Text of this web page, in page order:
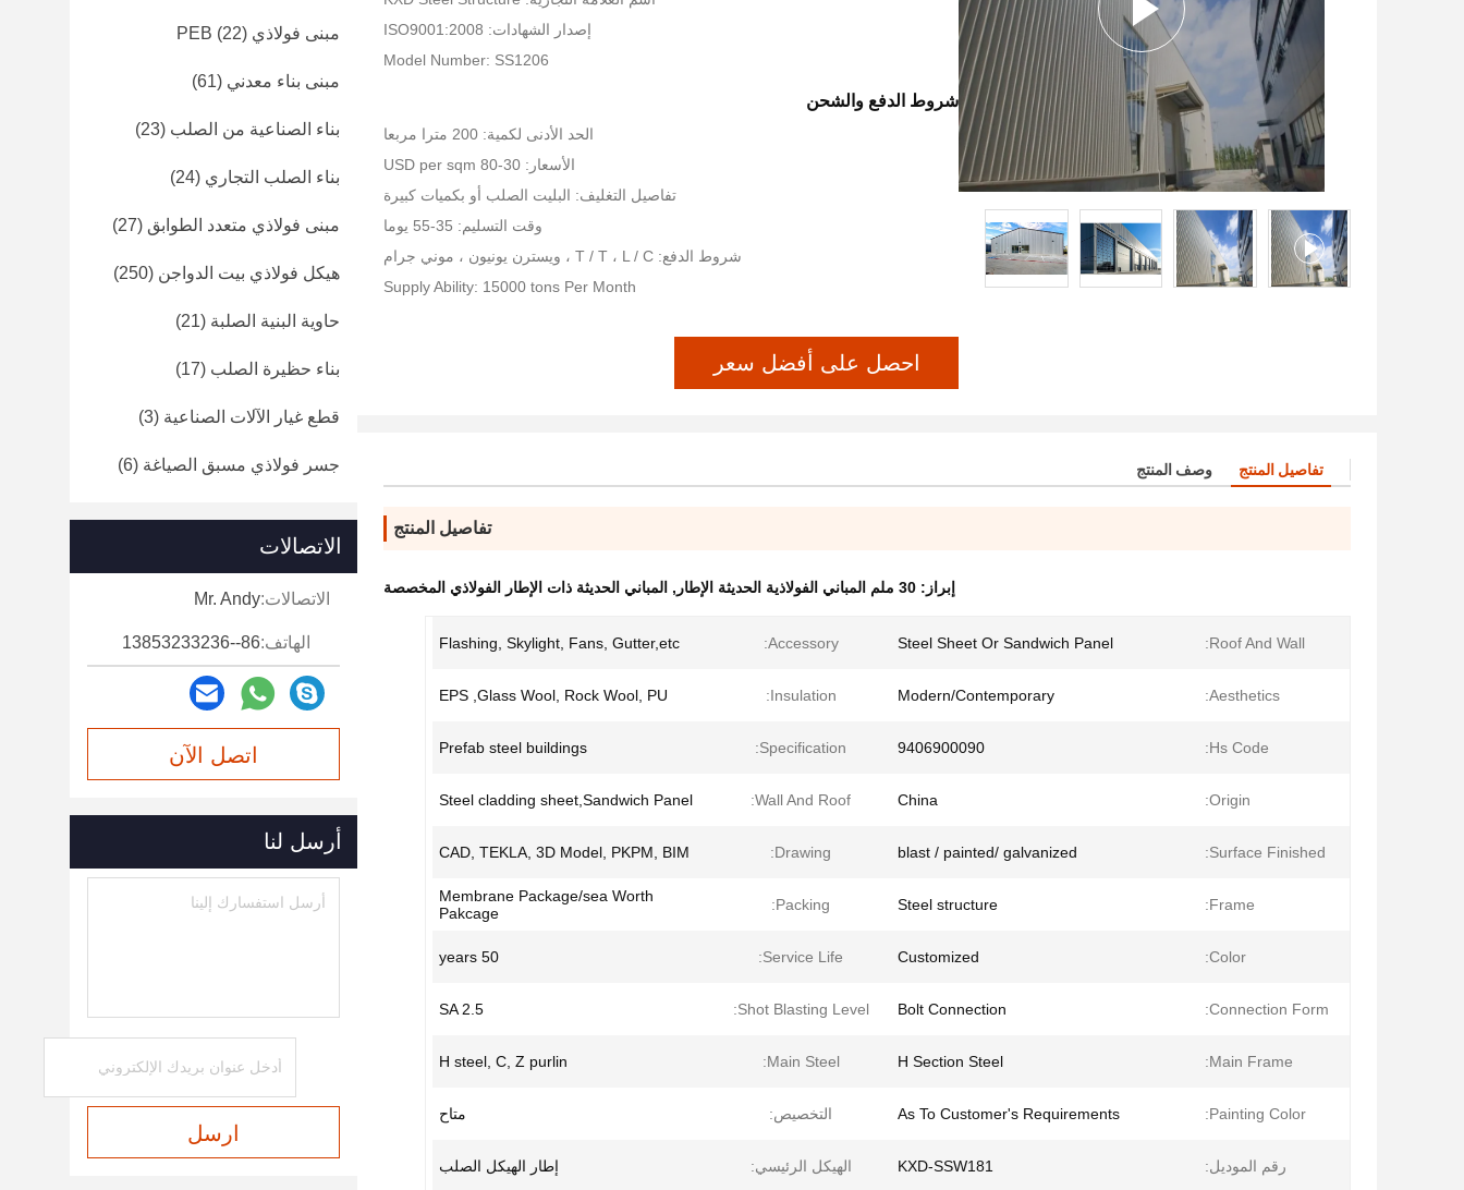
إصدار الشهادات: ISO9001:2008
Model Number: SS1206
شروط الدفع والشحن
الحد الأدنى لكمية: 200 مترا مربعا
الأسعار: 30-80 USD per sqm
تفاصيل التغليف: البليت الصلب أو بكميات كبيرة
وقت التسليم: 35-55 يوما
شروط الدفع: T / T ، L / C ، ويسترن يونيون ، موني جرام
Supply Ability: 15000 tons Per Month
احصل على أفضل سعر
تفاصيل المنتج وصف المنتج
تفاصيل المنتج
إبراز: 30 ملم المباني الفولاذية الحديثة الإطار , المباني الحديثة ذات الإطار الفولاذي المخصصة
Roof And Wall:
Steel Sheet Or Sandwich Panel
Accessory:
Flashing, Skylight, Fans, Gutter,etc
Aesthetics:
Modern/Contemporary
Insulation:
EPS ,Glass Wool, Rock Wool, PU
Hs Code:
9406900090
Specification:
Prefab steel buildings
Origin:
China
Wall And Roof:
Steel cladding sheet,Sandwich Panel
Surface Finished:
blast / painted/ galvanized
Drawing:
CAD, TEKLA, 3D Model, PKPM, BIM
Frame:
Steel structure
Packing:
Membrane Package/sea Worth
Pakcage
Color:
Customized
Service Life:
50 years
Connection Form:
Bolt Connection
Shot Blasting Level:
SA 2.5
Main Frame:
H Section Steel
Main Steel:
H steel, C, Z purlin
Painting Color:
As To Customer's Requirements التخصيص: متاح
رقم الموديل: KXD-SSW181 الهيكل الرئيسي: إطار الهيكل الصلب
مبنى فولاذي PEB (22)
مبنى بناء معدني (61)
بناء الصناعية من الصلب (23)
بناء الصلب التجاري (24)
مبنى فولاذي متعدد الطوابق (27)
هيكل فولاذي بيت الدواجن (250)
حاوية البنية الصلبة (21)
بناء حظيرة الصلب (17)
قطع غيار الآلات الصناعية (3)
جسر فولاذي مسبق الصياغة (6)
الاتصالات
الاتصالات:Mr. Andy
الهاتف:86--13853233236
اتصل الآن
أرسل لنا
ارسل